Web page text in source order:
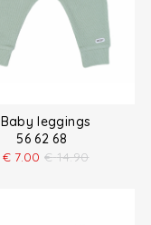
Baby leggings
56 62 68
€ 7.00 € 14.90